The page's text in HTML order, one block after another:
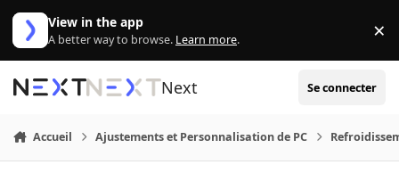
Aller au contenu
View in the app
A better way to browse. Learn more. ×
Next Se connecter
Accueil Ajustements et Personnalisation de PC